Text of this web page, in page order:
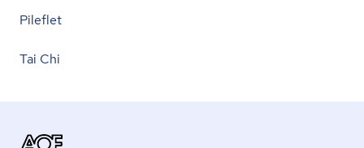
Pileflet
Tai Chi